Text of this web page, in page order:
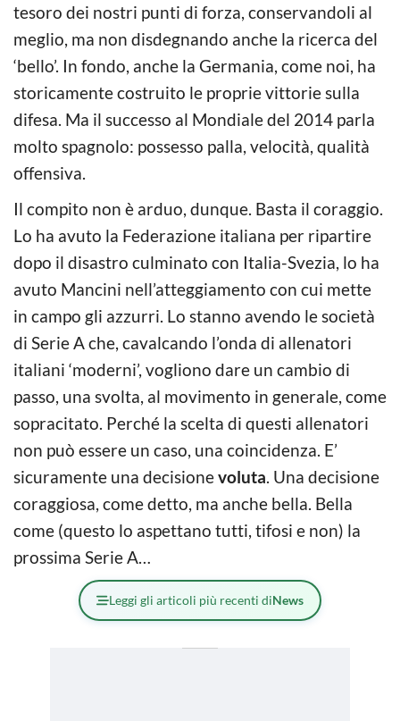
tesoro dei nostri punti di forza, conservandoli al
meglio, ma non disdegnando anche la ricerca del
‘bello’. In fondo, anche la Germania, come noi, ha
storicamente costruito le proprie vittorie sulla
difesa. Ma il successo al Mondiale del 2014 parla
molto spagnolo: possesso palla, velocità, qualità
offensiva.
Il compito non è arduo, dunque. Basta il coraggio.
Lo ha avuto la Federazione italiana per ripartire
dopo il disastro culminato con Italia-Svezia, lo ha
avuto Mancini nell’atteggiamento con cui mette
in campo gli azzurri. Lo stanno avendo le società
di Serie A che, cavalcando l’onda di allenatori
italiani ‘moderni’, vogliono dare un cambio di
passo, una svolta, al movimento in generale, come
sopracitato. Perché la scelta di questi allenatori
non può essere un caso, una coincidenza. E’
sicuramente una decisionevoluta. Una decisione
coraggiosa, come detto, ma anche bella. Bella
come (questo lo aspettano tutti, tifosi e non) la
prossima Serie A…
Leggi gli articoli più recenti diNews